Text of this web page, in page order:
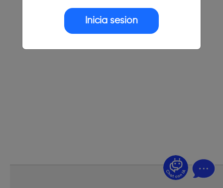
Inicia sesión